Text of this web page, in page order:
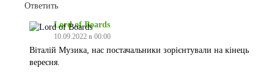
Ответить
Lord of Boards
10.09.2022 в 00:00
Віталій Музика, нас постачальники зорієнтували на кінець
вересня.